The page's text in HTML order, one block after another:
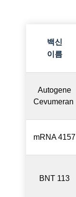
백신
이름
Autogene
Cevumeran
mRNA 4157
BNT 113